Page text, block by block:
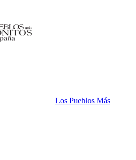
Los Pueblos Más